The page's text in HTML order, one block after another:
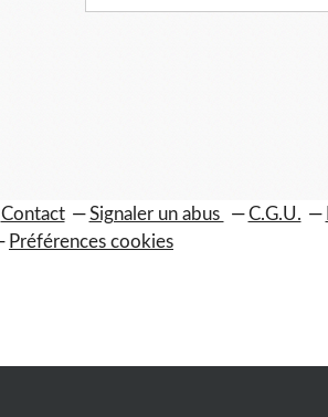
Contact Signaler un abus C.G.U.
Préférences cookies